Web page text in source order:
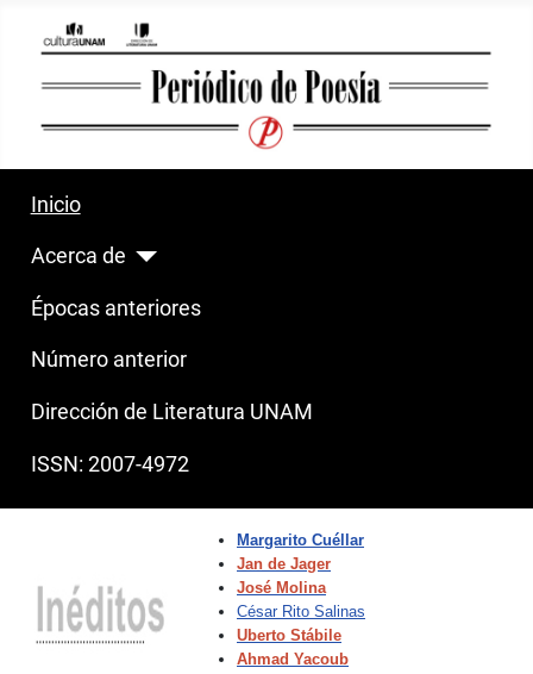
Inicio
Acerca de
Épocas anteriores
Número anterior
Dirección de Literatura UNAM
ISSN: 2007-4972
Margarito Cuéllar
Jan de Jager
José Molina
César Rito Salinas
Uberto Stábile
Ahmad Yacoub